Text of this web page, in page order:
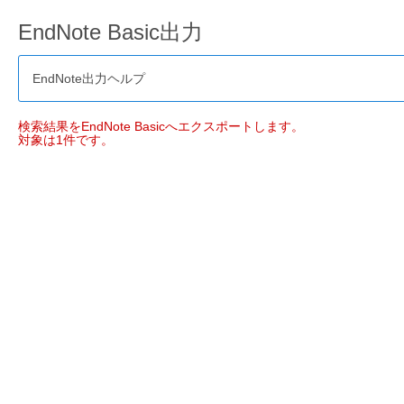
EndNote Basic出力
EndNote出力ヘルプ
検索結果をEndNote Basicへエクスポートします。
対象は1件です。